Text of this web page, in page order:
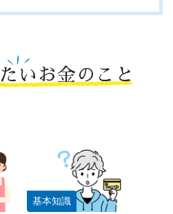
いお金のこと
基本知識